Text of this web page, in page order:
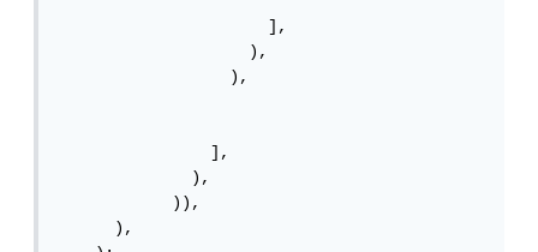
                      ],
                    ),
                  ),
                ],
              ),
            )),
      ),